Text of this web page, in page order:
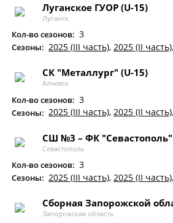
Луганское ГУОР (U-15)
Луганск
Кол-во сезонов: 3
Сезоны: 2025 (III часть), 2025 (II часть),
СК "Металлург" (U-15)
Алчевск
Кол-во сезонов: 3
Сезоны: 2025 (III часть),2025 (II часть)
СШ №3 – ФК "Севастополь"
Севастополь
Кол-во сезонов: 3
Сезоны: 2025 (III часть), 2025 (II часть),
Сборная Запорожской
Запорожская область